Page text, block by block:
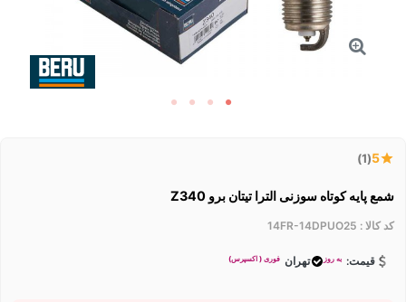
5
(1)
شمع پایه کوتاه سوزنی الترا تیتان برو Z340
کد کالا : 14FR-14DPUO25
قیمت: به روز تهران فوری ( اکسپرس)